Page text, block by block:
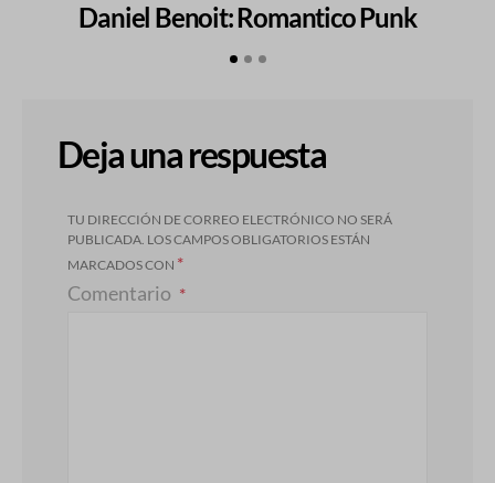
Daniel Benoit: Romantico Punk
Deja una respuesta
TU DIRECCIÓN DE CORREO ELECTRÓNICO NO SERÁ
PUBLICADA. LOS CAMPOS OBLIGATORIOS ESTÁN
MARCADOS CON *
Comentario